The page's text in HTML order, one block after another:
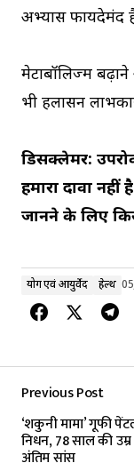
अभ्यास फायदेमंद
मेटाबॉलिज्म
भी हलासन
डिसक्लेमर:
हमारा दावा
जानने के लिए
योग एवं आयुर्वेद हेल्थ
Previous Post
‘शकुनी मामा’ गूफी
निधन, 78 साल की
अंतिम सांस